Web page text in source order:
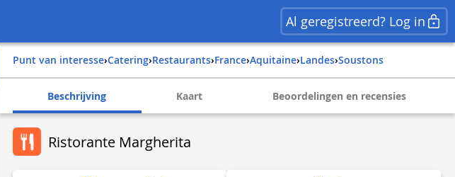
Al geregistreerd? Log in
Punt van interesse› Catering› Restaurants› france› aquitaine› landes› soustons
Beschrijving Kaart Beoordelingen en recensies
Ristorante Margherita